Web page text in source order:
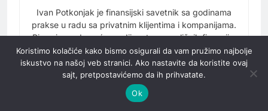
Ivan Potkonjak je finansijski savetnik sa godinama
prakse u radu sa privatnim klijentima i kompanijama.
Pisao je za domaće medije o temama ličnih finansija,
investiranja i upravljanja imovinom.
Koristimo kolačiće kako bismo osigurali da vam pružimo najbolje
iskustvo na našoj veb stranici. Ako nastavite da koristite ovaj
sajt, pretpostavićemo da ih prihvatate.
Ok